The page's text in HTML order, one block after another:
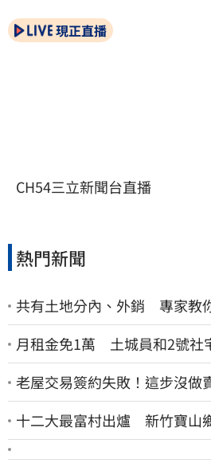
現正直播
CH54三立新聞台直播
熱門新聞
共有土地分內、外銷 專家教
月租金免1萬 土城員和2號社
老屋交易簽約失敗！這步沒做
十二大最富村出爐 新竹寶山